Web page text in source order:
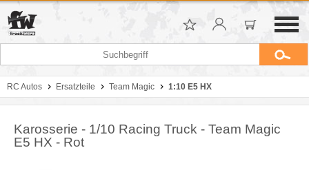
RC Autos Ersatzteile Team Magic 1:10 E5 HX
Karosserie - 1/10 Racing Truck - Team Magic
E5 HX - Rot